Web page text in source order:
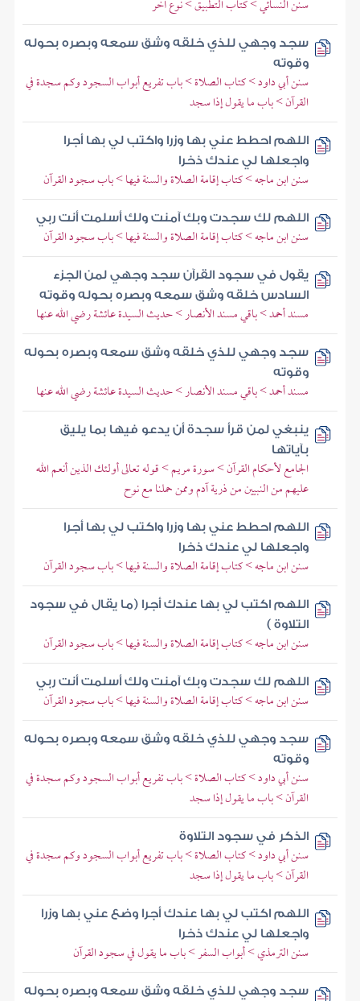
سنن النسائي > كتاب التطبيق > نوع آخر
سجد وجهي للذي خلقه وشق سمعه وبصره بحوله
وقوته
سنن أبي داود > كتاب الصلاة > باب تفريع أبواب السجود وكم سجدة في
القرآن > باب ما يقول إذا سجد
اللهم احطط عني بها وزرا واكتب لي بها أجرا
واجعلها لي عندك ذخرا
سنن ابن ماجه > كتاب إقامة الصلاة والسنة فيها > باب سجود القرآن
اللهم لك سجدت وبك آمنت ولك أسلمت أنت ربي
سنن ابن ماجه > كتاب إقامة الصلاة والسنة فيها > باب سجود القرآن
يقول في سجود القرآن سجد وجهي لمن الجزء
السادس خلقه وشق سمعه وبصره بحوله وقوته
مسند أحمد > باقي مسند الأنصار > حديث السيدة عائشة رضي الله عنها
سجد وجهي للذي خلقه وشق سمعه وبصره بحوله
وقوته
مسند أحمد > باقي مسند الأنصار > حديث السيدة عائشة رضي الله عنها
ينبغي لمن قرأ سجدة أن يدعو فيها بما يليق
بآياتها
الجامع لأحكام القرآن > سورة مريم > قوله تعالى أولئك الذين أنعم الله
عليهم من النبيين من ذرية آدم وممن حملنا مع نوح
اللهم احطط عني بها وزرا واكتب لي بها أجرا
واجعلها لي عندك ذخرا
سنن ابن ماجه > كتاب إقامة الصلاة والسنة فيها > باب سجود القرآن
اللهم اكتب لي بها عندك أجرا (ما يقال في سجود
التلاوة )
سنن ابن ماجه > كتاب إقامة الصلاة والسنة فيها > باب سجود القرآن
اللهم لك سجدت وبك آمنت ولك أسلمت أنت ربي
سنن ابن ماجه > كتاب إقامة الصلاة والسنة فيها > باب سجود القرآن
سجد وجهي للذي خلقه وشق سمعه وبصره بحوله
وقوته
سنن أبي داود > كتاب الصلاة > باب تفريع أبواب السجود وكم سجدة في
القرآن > باب ما يقول إذا سجد
الذكر في سجود التلاوة
سنن أبي داود > كتاب الصلاة > باب تفريع أبواب السجود وكم سجدة في
القرآن > باب ما يقول إذا سجد
اللهم اكتب لي بها عندك أجرا وضع عني بها وزرا
واجعلها لي عندك ذخرا
سنن الترمذي > أبواب السفر > باب ما يقول في سجود القرآن
سجد وجهي للذي خلقه وشق سمعه وبصره بحوله